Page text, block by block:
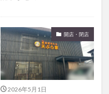
開店・閉店
2026年5月1日